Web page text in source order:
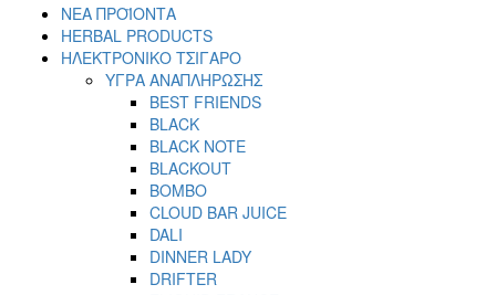
ΝΕΑ ΠΡΟΪΟΝΤΑ
HERBAL PRODUCTS
ΗΛΕΚΤΡΟΝΙΚΟ ΤΣΙΓΑΡΟ
ΥΓΡΑ ΑΝΑΠΛΗΡΩΣΗΣ
BEST FRIENDS
BLACK
BLACK NOTE
BLACKOUT
BOMBO
CLOUD BAR JUICE
DALI
DINNER LADY
DRIFTER